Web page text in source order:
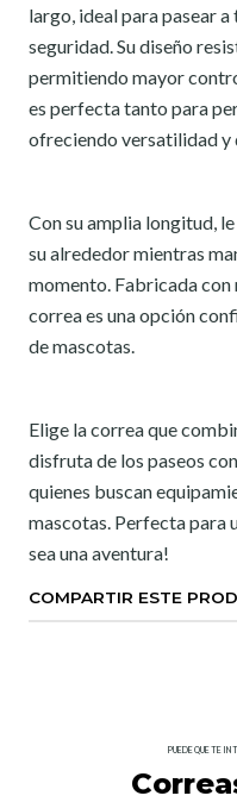
largo, ideal para pasear
seguridad. Su diseño
permitiendo mayor
es perfecta tanto para
ofreciendo versatilidad y
Con su amplia longitud,
su alrededor mientras
momento. Fabricada
correa es una opción
de mascotas.
Elige la correa que
disfruta de los paseos
quienes buscan
mascotas. Perfecta para
sea una aventura!
COMPARTIR ESTE
PUEDE QUE TE